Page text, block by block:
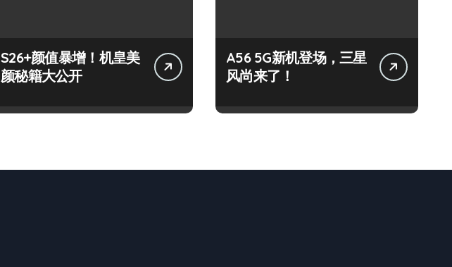
S26+颜值暴增！机皇美
颜秘籍大公开
A56 5G新机登场，三星
风尚来了！